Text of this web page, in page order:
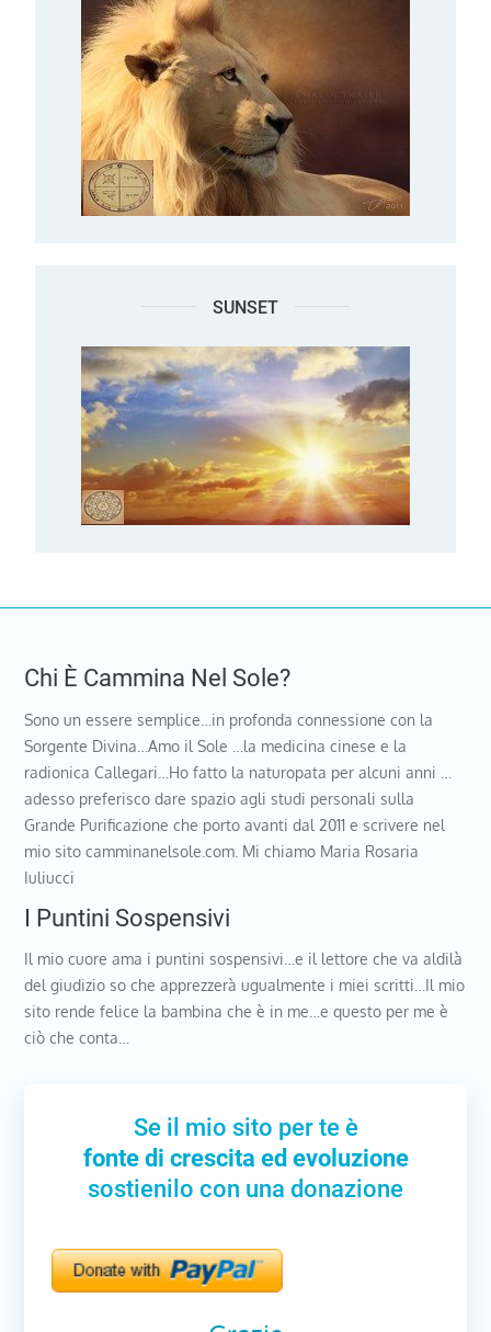
SUNSET
Chi È Cammina Nel Sole?
Sono un essere semplice…in profonda connessione con la
Sorgente Divina…Amo il Sole …la medicina cinese e la
radionica Callegari…Ho fatto la naturopata per alcuni anni …
adesso preferisco dare spazio agli studi personali sulla
Grande Purificazione che porto avanti dal 2011 e scrivere nel
mio sito camminanelsole.com. Mi chiamo Maria Rosaria
Iuliucci
I Puntini Sospensivi
Il mio cuore ama i puntini sospensivi…e il lettore che va aldilà
del giudizio so che apprezzerà ugualmente i miei scritti…Il mio
sito rende felice la bambina che è in me…e questo per me è
ciò che conta…
Se il mio sito per te è
fonte di crescita ed evoluzione
sostienilo con una donazione